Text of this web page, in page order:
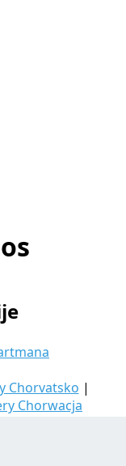
Chorvatsko |
Chorwacja